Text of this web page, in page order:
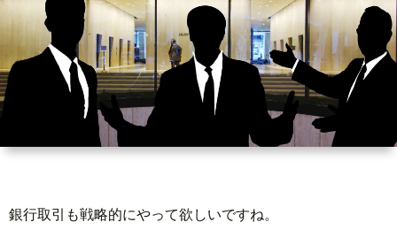
銀行取引も戦略的にやって欲しいですね。